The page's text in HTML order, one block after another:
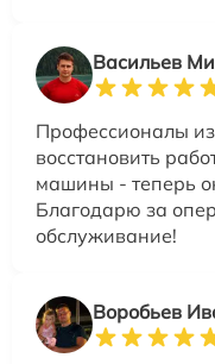
Васильев
Профессионалы
восстановить
машины - теперь
Благодарю за
обслуживание!
Воробьев